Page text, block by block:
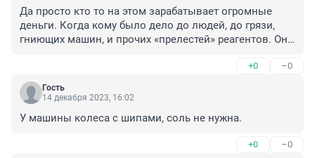
Да просто кто то на этом зарабатывает огромные
деньги. Когда кому было дело до людей, до грязи,
гниющих машин, и прочих «прелестей» реагентов. Они
Владивосток так вообще зимой во льду, и ничего,
живут люди и машины ходят по 20 лет.
+0 –0
Гость
14 декабря 2023, 16:02
У машины колеса с шипами, соль не нужна.
+0 –0